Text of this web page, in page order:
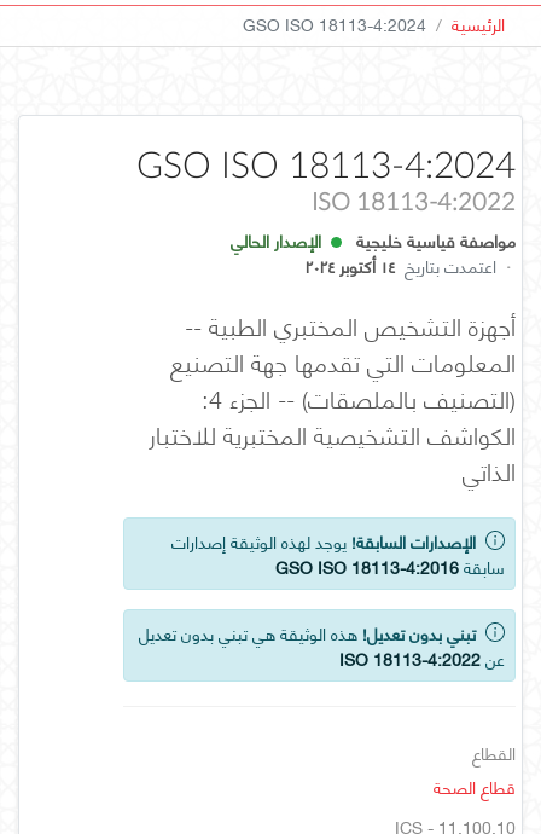
الرئيسية GSO ISO 18113-4:2024
GSO ISO 18113-4:2024
ISO 18113-4:2022
مواصفة قياسية خليجية
الإصدار الحالي
· اعتمدت بتاريخ ١٤ أكتوبر ٢٠٢٤
أجهزة التشخيص المختبري الطبية --
المعلومات التي تقدمها جهة التصنيع
(التصنيف بالملصقات) -- الجزء 4:
الكواشف التشخيصية المختبرية للاختبار
الذاتي
الإصدارات السابقة! يوجد لهذه الوثيقة إصدارات
سابقةGSO ISO 18113-4:2016
تبني بدون تعديل! هذه الوثيقة هي تبني بدون تعديل
عنISO 18113-4:2022
القطاع
قطاع الصحة
ICS - 11.100.10